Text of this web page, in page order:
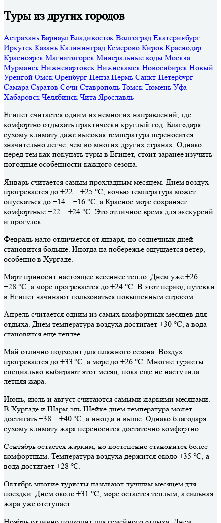
Туры из других городов
Астрахань Барнаул Владивосток Волгоград Екатеринбург
Иркутск Казань Калининград Кемерово Киров Краснодар
Красноярск Магнитогорск Минеральные воды Москва
Мурманск Нижневартовск Нижнекамск Новосибирск Новый
Уренгой Омск Оренбург Пенза Пермь Санкт-Петербург
Самара Саратов Сочи Ставрополь Томск Тюмень Уфа
Хабаровск Челябинск Чита Ярославль
Египет считается одним из немногих направлений, где
комфортно отдыхать практически круглый год. Благодаря
сухому климату даже высокая температура переносится
значительно легче, чем во многих других странах. Однако
перед тем как покупать туры в Египет, стоит заранее изучить
погодные особенности каждого сезона.
Январь считается самым прохладным месяцем. Днем воздух
прогревается до +22…+25 °C, ночью температура может
опускаться до +14…+16 °C, а Красное море сохраняет
комфортные +22…+24 °C. Это отличное время для экскурсий
и прогулок.
Февраль мало отличается от января, но солнечных дней
становится больше. Иногда на побережье ощущается ветер,
особенно в Хургаде.
Март приносит настоящее весеннее тепло. Днем уже +26…
+28 °C, а море прогревается до +24 °C. В этот период путевки
в Египет начинают пользоваться повышенным спросом.
Апрель считается одним из самых комфортных месяцев для
отдыха. Днем температура воздуха достигает +30 °C, а вода
становится еще теплее.
Май отлично подходит для пляжного сезона. Воздух
прогревается до +33 °C, а море до +26 °C. Многие туристы
специально выбирают этот месяц, пока еще не наступила
летняя жара.
Июнь, июль и август считаются самыми жаркими месяцами.
В Хургаде и Шарм-эль-Шейхе днем температура может
достигать +38…+40 °C, а иногда и выше. Однако благодаря
сухому климату жара переносится достаточно комфортно.
Сентябрь остается жарким, но постепенно становится более
комфортным. Температура воздуха держится около +35 °C, а
вода достигает +28 °C.
Октябрь многие туристы называют лучшим месяцем для
поездки. Днем около +31 °C, море остается теплым, а сильная
жара уже отступает.